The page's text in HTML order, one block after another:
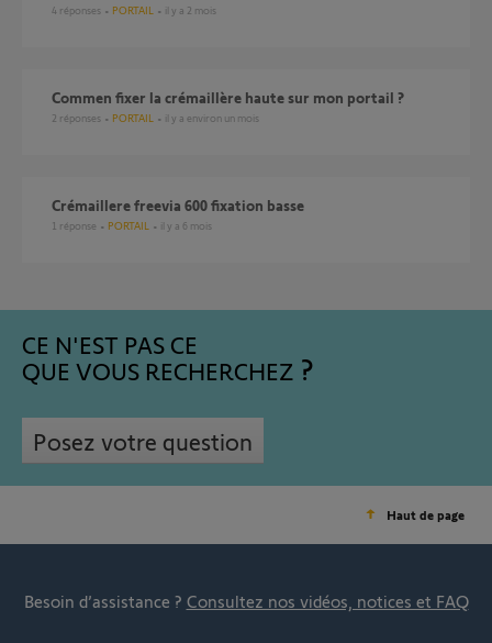
4 réponses PORTAIL il y a 2 mois
Commen fixer la crémaillère haute sur mon portail ?
2 réponses PORTAIL il y a environ un mois
Crémaillere freevia 600 fixation basse
1 réponse PORTAIL il y a 6 mois
CE N'EST PAS CE
QUE VOUS RECHERCHEZ
Posez votre question
Haut de page
Besoin d’assistance ? Consultez nos vidéos, notices et FAQ